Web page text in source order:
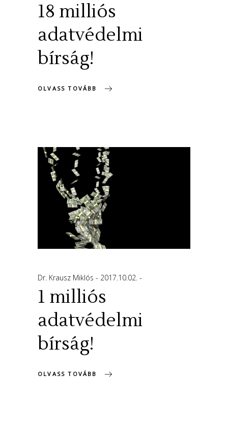
18 milliós
adatvédelmi
bírság!
OLVASS TOVÁBB
Dr. Krausz Miklós 2017.10.02.
1 milliós
adatvédelmi
bírság!
OLVASS TOVÁBB